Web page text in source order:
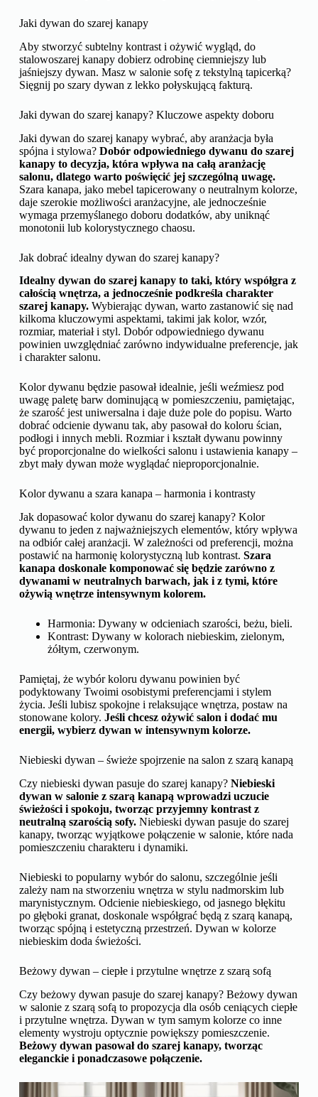
Jaki dywan do szarej kanapy
Aby stworzyć subtelny kontrast i ożywić wygląd, do
stalowoszarej kanapy dobierz odrobinę ciemniejszy lub
jaśniejszy dywan. Masz w salonie sofę z tekstylną tapicerką?
Sięgnij po szary dywan z lekko połyskującą fakturą.
Jaki dywan do szarej kanapy? Kluczowe aspekty doboru
Jaki dywan do szarej kanapy wybrać, aby aranżacja była
spójna i stylowa? Dobór odpowiedniego dywanu do szarej
kanapy to decyzja, która wpływa na całą aranżację
salonu, dlatego warto poświęcić jej szczególną uwagę.
Szara kanapa, jako mebel tapicerowany o neutralnym kolorze,
daje szerokie możliwości aranżacyjne, ale jednocześnie
wymaga przemyślanego doboru dodatków, aby uniknąć
monotonii lub kolorystycznego chaosu.
Jak dobrać idealny dywan do szarej kanapy?
Idealny dywan do szarej kanapy to taki, który współgra z
całością wnętrza, a jednocześnie podkreśla charakter
szarej kanapy.Wybierając dywan, warto zastanowić się nad
kilkoma kluczowymi aspektami, takimi jak kolor, wzór,
rozmiar, materiał i styl. Dobór odpowiedniego dywanu
powinien uwzględniać zarówno indywidualne preferencje, jak
i charakter salonu.
Kolor dywanu będzie pasował idealnie, jeśli weźmiesz pod
uwagę paletę barw dominującą w pomieszczeniu, pamiętając,
że szarość jest uniwersalna i daje duże pole do popisu. Warto
dobrać odcienie dywanu tak, aby pasował do koloru ścian,
podłogi i innych mebli. Rozmiar i kształt dywanu powinny
być proporcjonalne do wielkości salonu i ustawienia kanapy –
zbyt mały dywan może wyglądać nieproporcjonalnie.
Kolor dywanu a szara kanapa – harmonia i kontrasty
Jak dopasować kolor dywanu do szarej kanapy? Kolor
dywanu to jeden z najważniejszych elementów, który wpływa
na odbiór całej aranżacji. W zależności od preferencji, można
postawić na harmonię kolorystyczną lub kontrast. Szara
kanapa doskonale komponować się będzie zarówno z
dywanami w neutralnych barwach, jak i z tymi, które
ożywią wnętrze intensywnym kolorem.
Harmonia: Dywany w odcieniach szarości, beżu, bieli.
Kontrast: Dywany w kolorach niebieskim, zielonym,
żółtym, czerwonym.
Pamiętaj, że wybór koloru dywanu powinien być
podyktowany Twoimi osobistymi preferencjami i stylem
życia. Jeśli lubisz spokojne i relaksujące wnętrza, postaw na
stonowane kolory. Jeśli chcesz ożywić salon i dodać mu
energii, wybierz dywan w intensywnym kolorze.
Niebieski dywan – świeże spojrzenie na salon z szarą kanapą
Czy niebieski dywan pasuje do szarej kanapy? Niebieski
dywan w salonie z szarą kanapą wprowadzi uczucie
świeżości i spokoju, tworząc przyjemny kontrast z
neutralną szarością sofy.Niebieski dywan pasuje do szarej
kanapy, tworząc wyjątkowe połączenie w salonie, które nada
pomieszczeniu charakteru i dynamiki.
Niebieski to popularny wybór do salonu, szczególnie jeśli
zależy nam na stworzeniu wnętrza w stylu nadmorskim lub
marynistycznym. Odcienie niebieskiego, od jasnego błękitu
po głęboki granat, doskonale współgrać będą z szarą kanapą,
tworząc spójną i estetyczną przestrzeń. Dywan w kolorze
niebieskim doda świeżości.
Beżowy dywan – ciepłe i przytulne wnętrze z szarą sofą
Czy beżowy dywan pasuje do szarej kanapy? Beżowy dywan
w salonie z szarą sofą to propozycja dla osób ceniących ciepłe
i przytulne wnętrza. Dywan w tym samym kolorze co inne
elementy wystroju optycznie powiększy pomieszczenie.
Beżowy dywan pasował do szarej kanapy, tworząc
eleganckie i ponadczasowe połączenie.